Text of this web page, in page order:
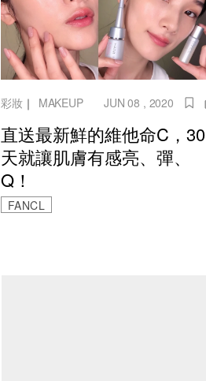
彩妝｜ MAKEUP JUN 08 , 2020
直送最新鮮的維他命C，30
天就讓肌膚有感亮、彈、
Q！
FANCL